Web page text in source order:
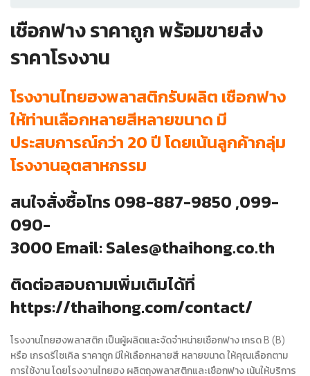
เชือกฟาง ราคาถูก พร้อมขายส่ง
ราคาโรงงาน
โรงงานไทยฮงพลาสติกรับผลิต เชือกฟาง
ให้ท่านเลือกหลายสีหลายขนาด มี
ประสบการณ์กว่า 20 ปี โดยเน้นลูกค้ากลุ่ม
โรงงานอุตสาหกรรม
สนใจสั่งซื้อโทร 098-887-9850 ,099-
090-
3000 Email: Sales@thaihong.co.th
ติดต่อสอบถามเพิ่มเติมได้ที่
https://thaihong.com/contact/
โรงงานไทยฮงพลาสติก เป็นผู้ผลิตและจัดจำหน่ายเชือกฟาง เกรด B (B)
หรือ เกรดรีไซเคิล ราคาถูก มีให้เลือกหลายสี หลายขนาด ให้คุณเลือกตาม
การใช้งาน โดยโรงงานไทยฮง ผลิตถุงพลาสติกและเชือกฟาง เน้นให้บริการ